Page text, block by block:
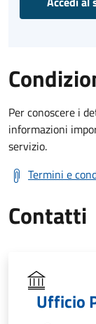
Per conoscere i
informazioni
servizio.
Termini e
Contatti
Ufficio